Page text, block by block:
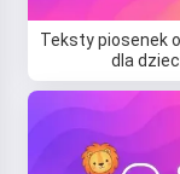
Teksty piosenek
dla